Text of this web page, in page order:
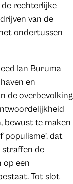
de rechterlijke
van de
ondertussen
Ian Buruma
en
de overbevolking
bewust te maken
populisme’, dat
straffen de
op een
Tot slot